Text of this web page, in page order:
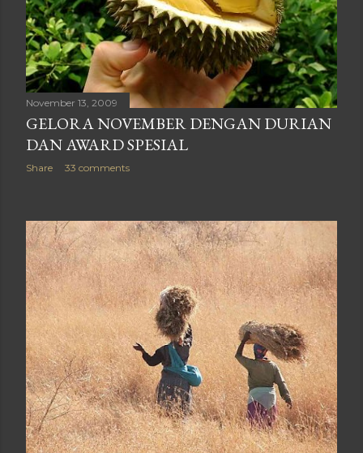
November 13, 2009
GELORA NOVEMBER DENGAN DURIAN
DAN AWARD SPESIAL
Share 33 comments